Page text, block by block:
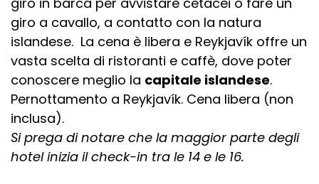
giro a cavallo, a contatto con la natura
islandese. La cena è libera e Reykjavík offre un
vasta scelta di ristoranti e caffè, dove poter
conoscere meglio la capitale islandese.
Pernottamento a Reykjavík. Cena libera (non
inclusa).
Si prega di notare che la maggior parte degli
hotel inizia il check-in tra le 14 e le 16.